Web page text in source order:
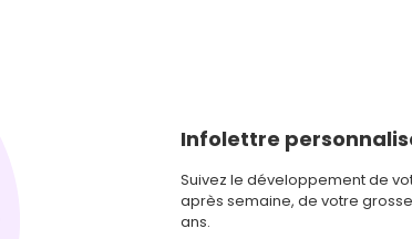
Infolettre
Suivez le développement de
après semaine, de votre
ans.